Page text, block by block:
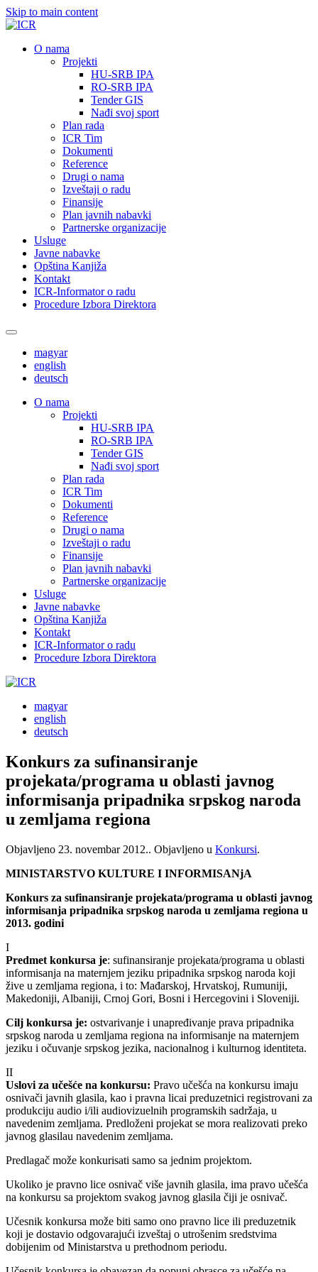
Skip to main content
О nama
Projekti
HU-SRB IPA
RO-SRB IPA
Tender GIS
Nađi svoj sport
Plan rada
ICR Tim
Dokumenti
Reference
Drugi o nama
Izveštaji o radu
Finansije
Plan javnih nabavki
Partnerske organizacije
Usluge
Javne nabavke
Opština Kanjiža
Kontakt
ICR-Informator o radu
Procedure Izbora Direktora
magyar
english
deutsch
О nama
Projekti
HU-SRB IPA
RO-SRB IPA
Tender GIS
Nađi svoj sport
Plan rada
ICR Tim
Dokumenti
Reference
Drugi o nama
Izveštaji o radu
Finansije
Plan javnih nabavki
Partnerske organizacije
Usluge
Javne nabavke
Opština Kanjiža
Kontakt
ICR-Informator o radu
Procedure Izbora Direktora
magyar
english
deutsch
Konkurs za sufinansiranje
projekata/programa u oblasti javnog
informisanja pripadnika srpskog naroda
u zemljama regiona
Objavljeno 23. novembar 2012.. Objavljeno u Konkursi.
MINISTARSTVO KULTURE I INFORMISANjA
Konkurs za sufinansiranje projekata/programa u oblasti javnog
informisanja pripadnika srpskog naroda u zemljama regiona u
2013. godini
I
Predmet konkursa je: sufinansiranje projekata/programa u oblasti
informisanja na maternjem jeziku pripadnika srpskog naroda koji
žive u zemljama regiona, i to: Mađarskoj, Hrvatskoj, Rumuniji,
Makedoniji, Albaniji, Crnoj Gori, Bosni i Hercegovini i Sloveniji.
Cilj konkursa je: ostvarivanje i unapređivanje prava pripadnika
srpskog naroda u zemljama regiona na informisanje na maternjem
jeziku i očuvanje srpskog jezika, nacionalnog i kulturnog identiteta.
II
Uslovi za učešće na konkursu: Pravo učešća na konkursu imaju
osnivači javnih glasila, kao i pravna licai preduzetnici registrovani za
produkciju audio i/ili audiovizuelnih programskih sadržaja, u
navedenim zemljama. Predloženi projekat se mora realizovati preko
javnog glasilau navedenim zemljama.
Predlagač može konkurisati samo sa jednim projektom.
Ukoliko je pravno lice osnivač više javnih glasila, ima pravo učešća
na konkursu sa projektom svakog javnog glasila čiji je osnivač.
Učesnik konkursa može biti samo ono pravno lice ili preduzetnik
koji je dostavio odgovarajući izveštaj o utrošenim sredstvima
dobijenim od Ministarstva u prethodnom periodu.